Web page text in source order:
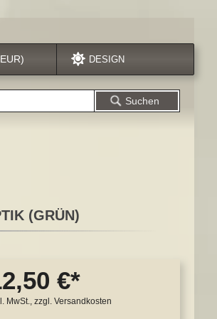
DESIGN
Suchen
(GRÜN)
€
MwSt., zzgl.Versandkosten